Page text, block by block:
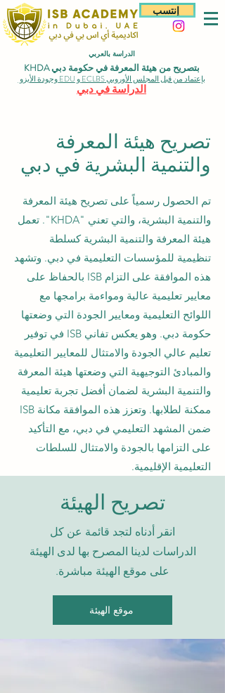
إنتسب
الدراسة بالعربي
بتصريح من هيئة المعرفة في حكومة دبي KHDA
بإعتماد من قبل المجلس الأوروبي ECLBS و EDU وجودة الأيزو
الدراسة في دبي
تصريح هيئة المعرفة
والتنمية البشرية في دبي
تم الحصول رسمياً على تصريح هيئة المعرفة
والتنمية البشرية، والتي تعني "KHDA". تعمل
هيئة المعرفة والتنمية البشرية كسلطة
تنظيمية للمؤسسات التعليمية في دبي. وتشهد
هذه الموافقة على التزام ISB بالحفاظ على
معايير تعليمية عالية ومواءمة برامجها مع
اللوائح التعليمية ومعايير الجودة التي وضعتها
حكومة دبي. وهو يعكس تفاني ISB في توفير
تعليم عالي الجودة والامتثال للمعايير التعليمية
والمبادئ التوجيهية التي وضعتها هيئة المعرفة
والتنمية البشرية لضمان أفضل تجربة تعليمية
ممكنة لطلابها. وتعزز هذه الموافقة مكانة ISB
ضمن المشهد التعليمي في دبي، مع التأكيد
على التزامها بالجودة والامتثال للسلطات
التعليمية الإقليمية.
تصريح الهيئة
انقر أدناه لتجد قائمة عن كل
الدراسات لدينا المصرح بها لدى الهيئة
على موقع الهيئة مباشرة.
موقع الهيئة